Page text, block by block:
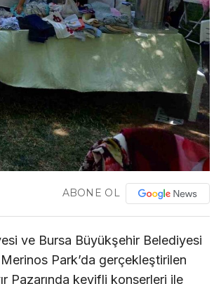
ABONE OL
ve Bursa Büyükşehir Belediyesi
Park’da gerçekleştirilen
Pazarında keyifli konserleri ile